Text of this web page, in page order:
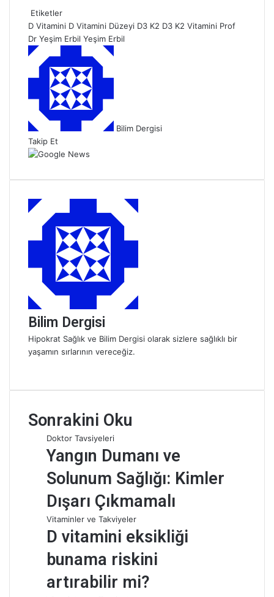
Etiketler
D Vitamini D Vitamini Düzeyi D3 K2 D3 K2 Vitamini Prof
Dr Yeşim Erbil Yeşim Erbil
Bilim Dergisi
g
Takip Et
Bilim Dergisi
Hipokrat Sağlık ve Bilim Dergisi olarak sizlere sağlıklı bir
yaşamın sırlarının vereceğiz.
b
i
t
Sonrakini Oku
Doktor Tavsiyeleri
Yangın Dumanı ve
Solunum Sağlığı: Kimler
Dışarı Çıkmamalı
Vitaminler ve Takviyeler
D vitamini eksikliği
bunama riskini
artırabilir mi?